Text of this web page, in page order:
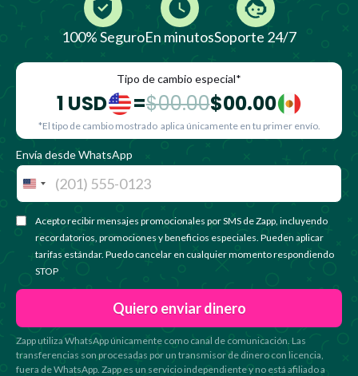
100% SeguroEn minutosSoporte 24/7
Tipo de cambio especial*
1 USD =$00.00$00.00
*El tipo de cambio mostrado aplica únicamente en tu primer envío.
Envía desde WhatsApp
United
States
+1
Acepto recibir mensajes promocionales por SMS de Zapp, incluyendo
recordatorios, promociones y beneficios especiales. Pueden aplicar
tarifas estándar. Puedo cancelar en cualquier momento respondiendo
STOP
Zapp utiliza WhatsApp únicamente como canal de comunicación. Las
transferencias son procesadas por un transmisor de dinero con licencia,
fuera de WhatsApp. Zapp es un servicio independiente y no está afiliado a